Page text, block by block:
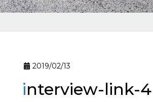
2019/02/13
interview-link-4